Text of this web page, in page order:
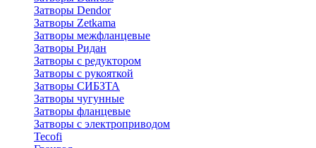
Затворы Dendor
Затворы Zetkama
Затворы межфланцевые
Затворы Ридан
Затворы с редуктором
Затворы с рукояткой
Затворы СИБЗТА
Затворы чугунные
Затворы фланцевые
Затворы с электроприводом
Tecofi